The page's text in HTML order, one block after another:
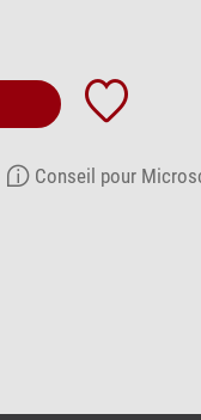
Conseil pour